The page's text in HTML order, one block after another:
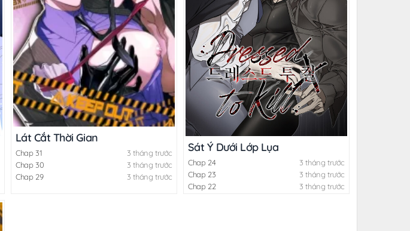
Lát Cắt Thời Gian
Chap 31
3 tháng trước
Chap 30
3 tháng trước
Chap 29
3 tháng trước
Sát Ý Dưới Lớp Lụa
Chap 24
3 tháng trước
Chap 23
3 tháng trước
Chap 22
3 tháng trước